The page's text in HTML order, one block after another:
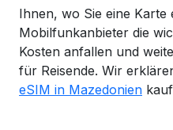
Ihnen, wo Sie eine Karte
Mobilfunkanbieter die
Kosten anfallen und
für Reisende. Wir
eSIM in Mazedonien